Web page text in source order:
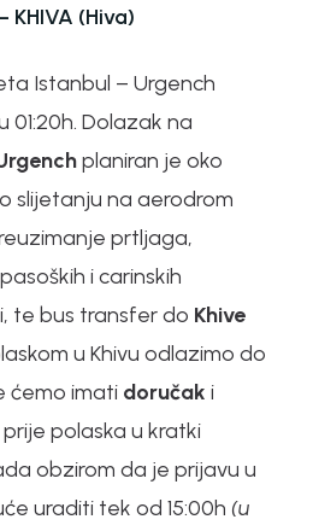
KHIVA (Hiva)
Istanbul – Urgench
01:20h. Dolazak na
planiran je oko
slijetanju na aerodrom
prtljaga,
i carinskih
te bus transfer do Khive
u Khivu odlazimo do
ćemo imati doručak i
polaska u kratki
obzirom da je prijavu u
uraditi tek od 15:00h (u